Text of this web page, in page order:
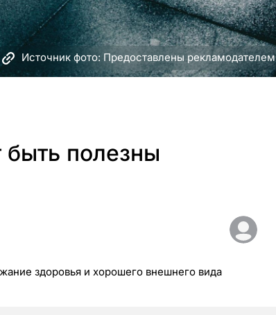
Источник фото: Предоставлены рекламодателем
полезны
здоровья и хорошего внешнего вида